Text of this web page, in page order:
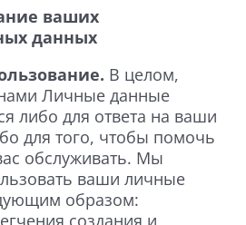
ваших
данных
В целом,
Личные данные
либо для ответа на ваши
для того, чтобы помочь
обслуживать. Мы
ваши личные
образом:
создания и